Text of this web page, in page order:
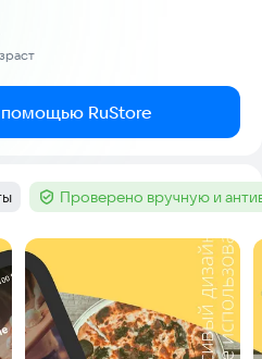
помощью RuStore
Тег :Проверено вручную и